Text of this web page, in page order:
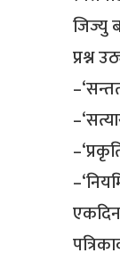
जिज्यु
प्रश्न